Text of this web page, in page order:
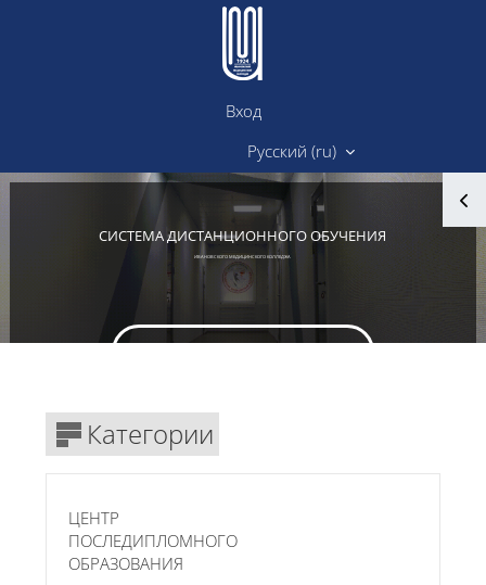
Перейти к основному содержанию
Вход
Русский ‎(ru)‎
Блоки
СИСТЕМА ДИСТАНЦИОННОГО ОБУЧЕНИЯ
ИВАНОВСКОГО МЕДИЦИНСКОГО КОЛЛЕДЖА
Блоки
Категории
ЦЕНТР
ПОСЛЕДИПЛОМНОГО
ОБРАЗОВАНИЯ